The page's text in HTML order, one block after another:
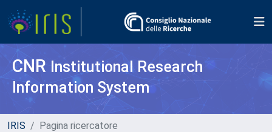
CNR Institutional Research
Information System
IRIS Pagina ricercatore